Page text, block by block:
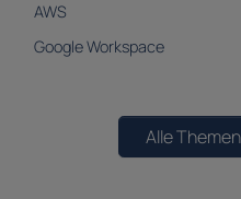
AWS
Google Workspace
Alle